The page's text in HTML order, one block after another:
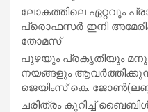
ലോകത്തിലെ ഏറ്റവും
പ്രൊഫസർ ഇനി
തോമസ്
പുഴയും പ്രകൃതിയും
നയങ്ങളും
ജെയിംസ് കെ.
ചരിത്രം കുറിച്ച്